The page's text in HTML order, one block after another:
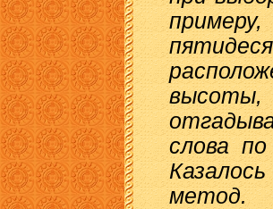
слова
метод.